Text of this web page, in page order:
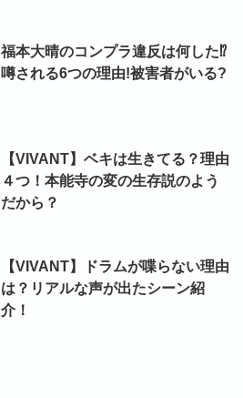
福本大晴のコンプラ違反は何した⁉
噂される6つの理由!被害者がいる?
【VIVANT】ベキは生きてる？理由
４つ！本能寺の変の生存説のよう
だから？
【VIVANT】ドラムが喋らない理由
は？リアルな声が出たシーン紹
介！